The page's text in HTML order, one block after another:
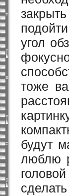
угол
тоже
будут
люблю